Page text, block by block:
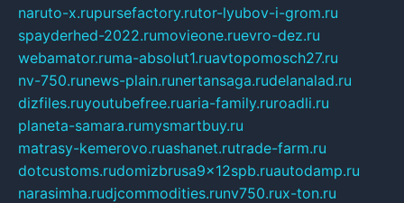
naruto-x.rupursefactory.rutor-lyubov-i-grom.ru
spayderhed-2022.rumovieone.ruevro-dez.ru
webamator.ruma-absolut1.ruavtopomosch27.ru
nv-750.runews-plain.runertansaga.rudelanalad.ru
dizfiles.ruyoutubefree.ruaria-family.ruroadli.ru
planeta-samara.rumysmartbuy.ru
matrasy-kemerovo.ruashanet.rutrade-farm.ru
dotcustoms.rudomizbrusa9x12spb.ruautodamp.ru
narasimha.rudjcommodities.runv750.rux-ton.ru